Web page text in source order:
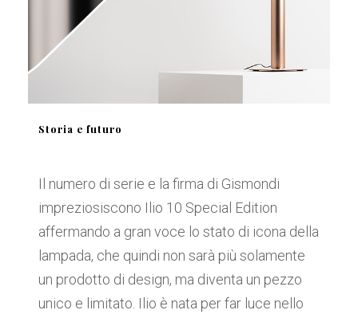
Storia e futuro
Il numero di serie e la firma di Gismondi
impreziosiscono Ilio 10 Special Edition
affermando a gran voce lo stato di icona della
lampada, che quindi non sarà più solamente
un prodotto di design, ma diventa un pezzo
unico e limitato. Ilio è nata per far luce nello